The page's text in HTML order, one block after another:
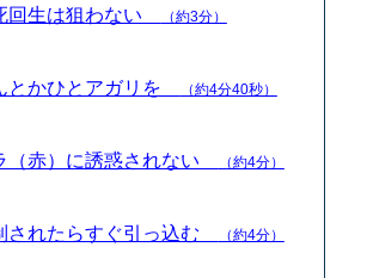
回生は狙わない （約3分）
とかひとアガリを （約4分40秒）
（赤）に誘惑されない （約4分）
されたらすぐ引っ込む （約4分）